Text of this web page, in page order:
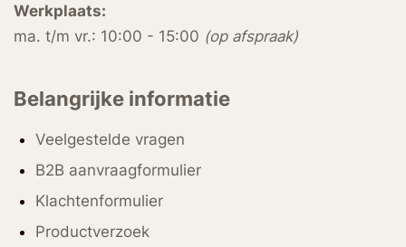
Werkplaats:
ma. t/m vr.: 10:00 - 15:00 (op afspraak)
Belangrijke informatie
Veelgestelde vragen
B2B aanvraagformulier
Klachtenformulier
Productverzoek